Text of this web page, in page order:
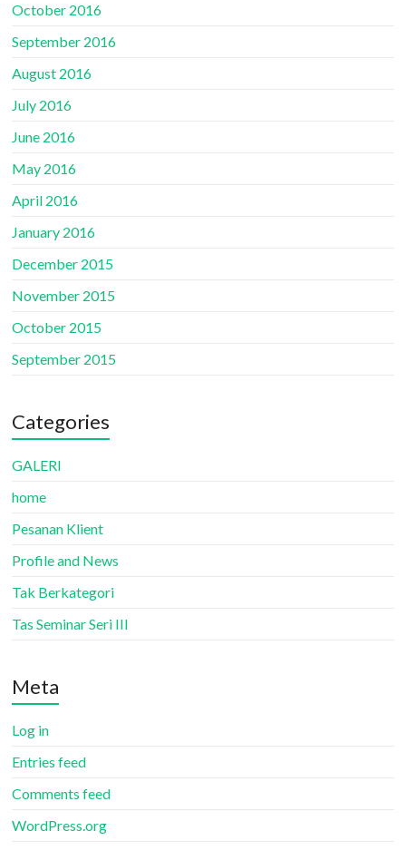
October 2016
September 2016
August 2016
July 2016
June 2016
May 2016
April 2016
January 2016
December 2015
November 2015
October 2015
September 2015
Categories
GALERI
home
Pesanan Klient
Profile and News
Tak Berkategori
Tas Seminar Seri III
Meta
Log in
Entries feed
Comments feed
WordPress.org